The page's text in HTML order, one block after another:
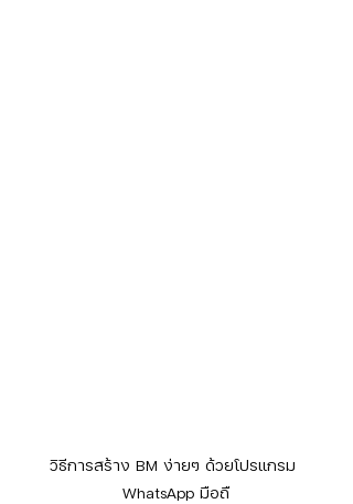
วิธีการสร้าง BM ง่ายๆ ด้วยโปรแกรม
WhatsApp มือถื